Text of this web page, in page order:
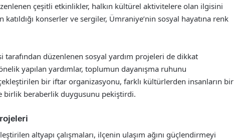
çeşitli etkinlikler, halkın kültürel aktivitelere olan ilgisini
katıldığı konserler ve sergiler, Ümraniye’nin sosyal hayatına renk
tarafından düzenlenen sosyal yardım projeleri de dikkat
yapılan yardımlar, toplumun dayanışma ruhunu
bir iftar organizasyonu, farklı kültürlerden insanların bir
birlik beraberlik duygusunu pekiştirdi.
altyapı çalışmaları, ilçenin ulaşım ağını güçlendirmeyi